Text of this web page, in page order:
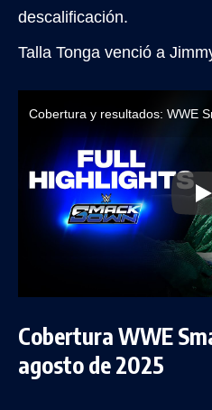
descalificación.
Talla Tonga venció a
Cobertura WWE
agosto de 2025